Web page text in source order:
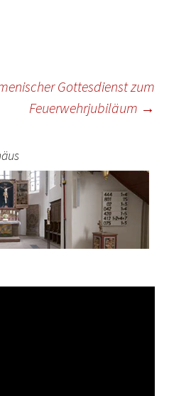
Gottesdienst zum
Feuerwehrjubiläum →